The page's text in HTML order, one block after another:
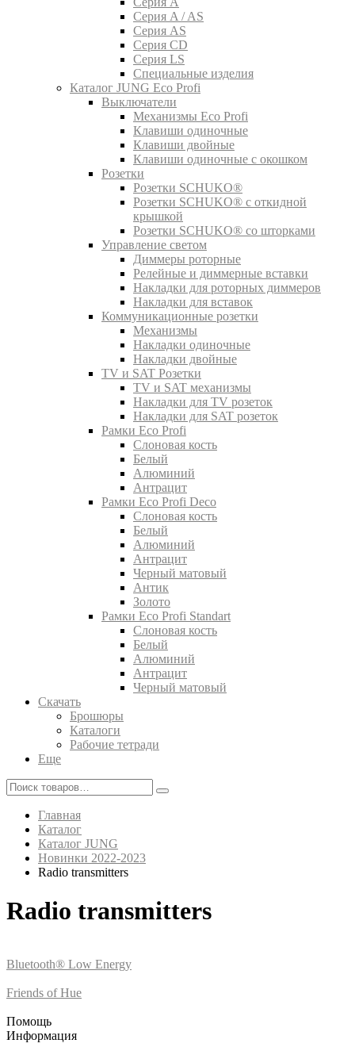
Серия A / AS
Серия AS
Серия CD
Серия LS
Специальные изделия
Каталог JUNG Eco Profi
Выключатели
Механизмы Eco Profi
Клавиши одиночные
Клавиши двойные
Клавиши одиночные с окошком
Розетки
Розетки SCHUKO®
Розетки SCHUKO® с откидной
крышкой
Розетки SCHUKO® со шторками
Управление светом
Диммеры роторные
Релейные и диммерные вставки
Накладки для роторных диммеров
Накладки для вставок
Коммуникационные розетки
Механизмы
Накладки одиночные
Накладки двойные
TV и SAT Розетки
TV и SAT механизмы
Накладки для TV розеток
Накладки для SAT розеток
Рамки Eco Profi
Слоновая кость
Белый
Алюминий
Антрацит
Рамки Eco Profi Deco
Слоновая кость
Белый
Алюминий
Антрацит
Черный матовый
Антик
Золото
Рамки Eco Profi Standart
Слоновая кость
Белый
Алюминий
Антрацит
Черный матовый
Скачать
Брошюры
Каталоги
Рабочие тетради
Еще
Главная
Каталог
Каталог JUNG
Новинки 2022-2023
Radio transmitters
Radio transmitters
Bluetooth® Low Energy
Friends of Hue
Помощь
Информация